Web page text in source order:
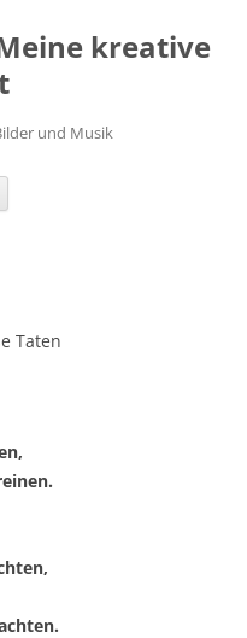
kreative
und Musik
Taten